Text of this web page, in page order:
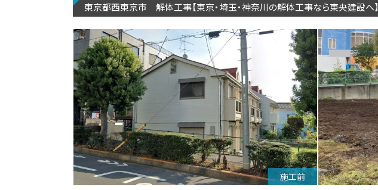
東京都西東京市 解体工事【東京・埼玉・神奈川の解体工事なら東央建設へ】
施工前